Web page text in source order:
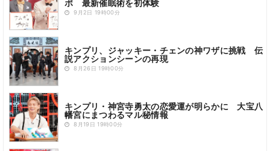
ポ 最新催眠術を初体験
9月2日 19時00分
キンプリ、ジャッキー・チェンの神ワザに挑戦 伝
説アクションシーンの再現
8月26日 19時00分
キンプリ・神宮寺勇太の恋愛運が明らかに 大宝八
幡宮にまつわるマル秘情報
8月19日 19時00分